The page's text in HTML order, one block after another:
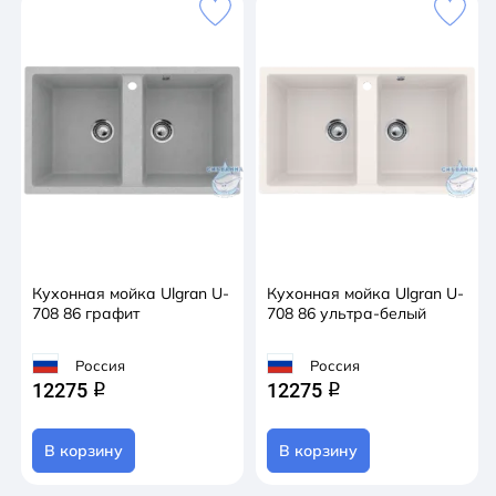
Кухонная мойка Ulgran U-
708 86 графит
Россия
12275 q
В корзину
Кухонная мойка Ulgran U-
708 86 ультра-белый
Россия
12275 q
В корзину